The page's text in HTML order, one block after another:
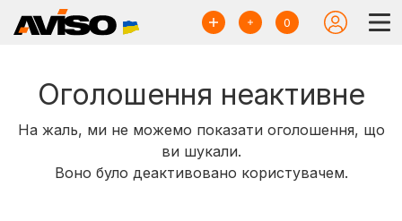
0
Оголошення неактивне
На жаль, ми не можемо показати оголошення, що
ви шукали.
Воно було деактивовано користувачем.